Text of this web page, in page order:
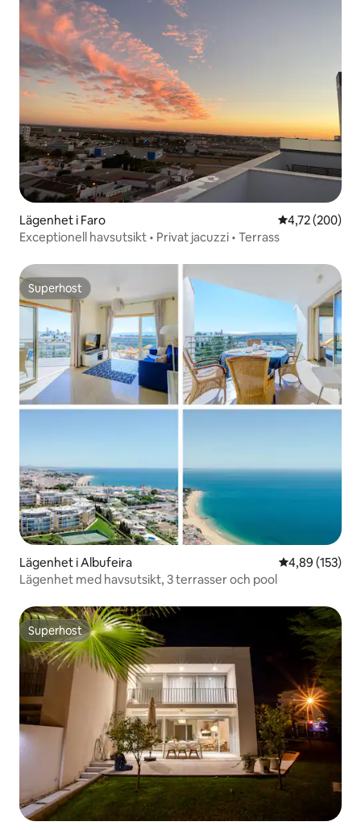
Lägenhet i Faro 4,72 av 5 i
4,72 (200)
Exceptionell havsutsikt • Privat jacuzzi • Terrass
Superhost
Superhost
Lägenhet i Albufeira 4,89 av 5 i
4,89 (153)
Lägenhet med havsutsikt, 3 terrasser och pool
Superhost
Superhost